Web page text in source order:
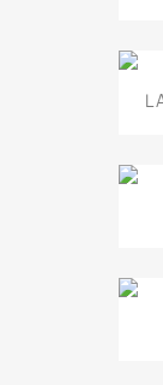
L